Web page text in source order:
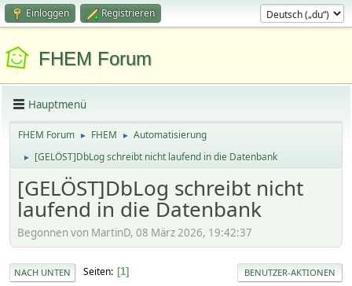
Einloggen Registrieren
FHEM Forum
Hauptmenü
FHEM Forum ► FHEM ► Automatisierung
► [GELÖST]DbLog schreibt nicht laufend in die Datenbank
[GELÖST]DbLog schreibt nicht
laufend in die Datenbank
Begonnen von MartinD, 08 März 2026, 19:42:37
NACH UNTEN Seiten 1 BENUTZER-AKTIONEN